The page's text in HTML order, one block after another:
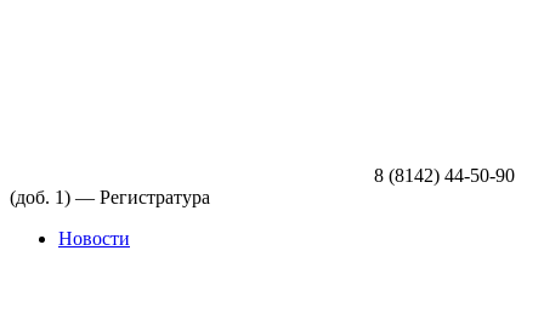
8 (8142) 44-50-90
(доб. 1) — Регистратура
Новости